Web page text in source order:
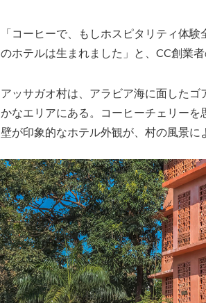
「コーヒーで、もしホスピタリティ体
のホテルは生まれました」と、CC創業者
アッサガオ村は、アラビア海に面した
かなエリアにある。コーヒーチェリー
壁が印象的なホテル外観が、村の風景に